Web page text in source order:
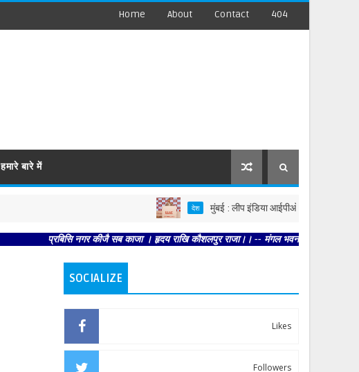
Home About Contact 404
हमारे बारे में
देश मुंबई : लीप इंडिया आईपीओ का धमाका! ₹2,480 करोड़
प्रबिसि नगर कीजै सब काजा । हृदय राखि कौशलपुर राजा।। -- मंगल भवन अमंगल हारी। द्रवहु
SOCIALIZE
Likes
Followers